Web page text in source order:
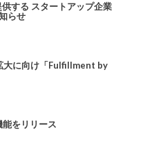
する スタートアップ企業
らせ
大に向け「Fulfillment by
をリリース